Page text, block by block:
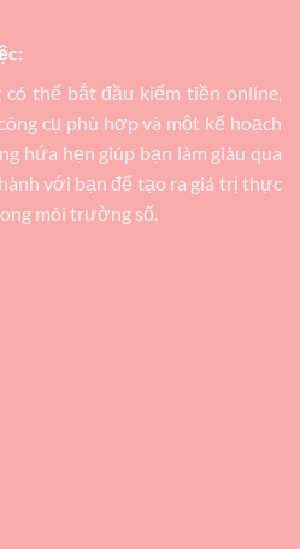
có thể bắt đầu kiếm tiền online,
cụ phù hợp và một kế hoạch
hứa hẹn giúp bạn làm giàu qua
với bạn để tạo ra giá trị thực
môi trường số.